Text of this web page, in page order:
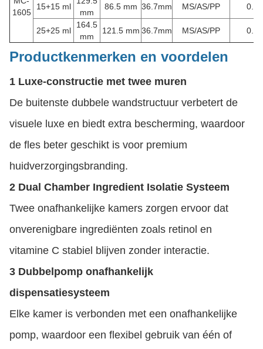
1605
15+15 ml
mm
86.5 mm 36.7mm MS/AS/PP
25+25 ml
164.5
mm
121.5 mm 36.7mm MS/AS/PP
Productkenmerken en voordelen
1 Luxe-constructie met twee muren
De buitenste dubbele wandstructuur verbetert de
visuele luxe en biedt extra bescherming, waardoor
de fles beter geschikt is voor premium
huidverzorgingsbranding.
2 Dual Chamber Ingredient Isolatie Systeem
Twee onafhankelijke kamers zorgen ervoor dat
onverenigbare ingrediënten zoals retinol en
vitamine C stabiel blijven zonder interactie.
3 Dubbelpomp onafhankelijk
dispensatiesysteem
Elke kamer is verbonden met een onafhankelijke
pomp, waardoor een flexibel gebruik van één of